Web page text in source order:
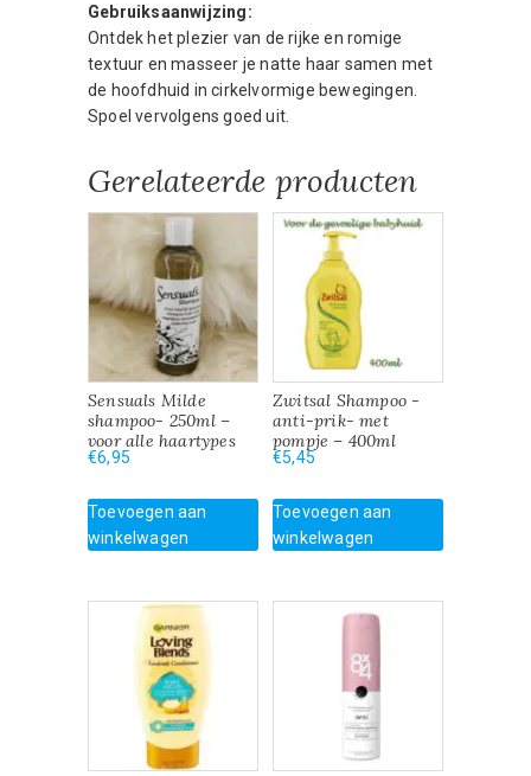
Gebruiksaanwijzing:
Ontdek het plezier van de rijke en romige
textuur en masseer je natte haar samen met
de hoofdhuid in cirkelvormige bewegingen.
Spoel vervolgens goed uit.
Gerelateerde producten
Sensuals Milde
shampoo- 250ml –
voor alle haartypes
€6,95
Toevoegen aan
winkelwagen
Zwitsal Shampoo -
anti-prik- met
pompje – 400ml
€5,45
Toevoegen aan
winkelwagen